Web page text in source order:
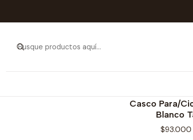
Casco Para/
Blanco
$93.000